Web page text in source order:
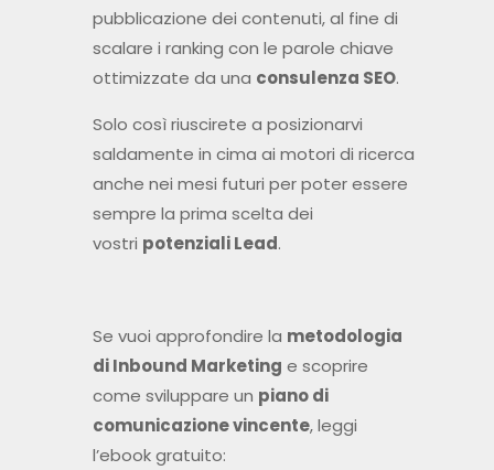
pubblicazione dei contenuti, al fine di
scalare i ranking con le parole chiave
ottimizzate da una consulenza SEO.
Solo così riuscirete a posizionarvi
saldamente in cima ai motori di ricerca
anche nei mesi futuri per poter essere
sempre la prima scelta dei
vostri potenziali Lead.
Se vuoi approfondire la metodologia
di Inbound Marketing e scoprire
come sviluppare un piano di
comunicazione vincente, leggi
l’ebook gratuito: